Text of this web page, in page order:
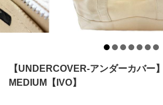
【UNDERCOVER-アンダーカバー
MEDIUM【IVO】